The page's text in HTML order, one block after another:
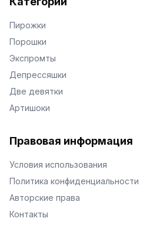
Пирожки
Порошки
Экспромты
Депрессяшки
Две девятки
Артишоки
Правовая информация
Условия использования
Политика конфиденциальности
Авторские права
Контакты